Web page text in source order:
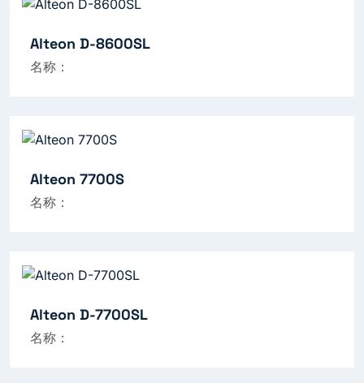
Alteon D-8600SL
名称：
Alteon 7700S
名称：
Alteon D-7700SL
名称：